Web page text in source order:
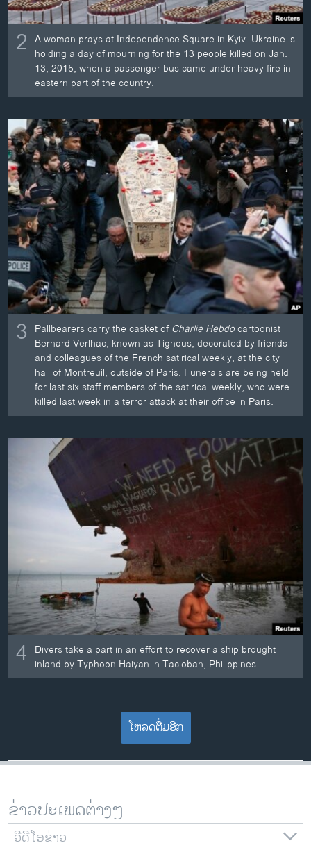
2 A woman prays at Independence Square in Kyiv. Ukraine is
holding a day of mourning for the 13 people killed on Jan.
13, 2015, when a passenger bus came under heavy fire in
eastern part of the country.
3 Pallbearers carry the casket ofCharlie Hebdocartoonist
Bernard Verlhac, known as Tignous, decorated by friends
and colleagues of the French satirical weekly, at the city
hall of Montreuil, outside of Paris. Funerals are being held
for last six staff members of the satirical weekly, who were
killed last week in a terror attack at their office in Paris.
4 Divers take a part in an effort to recover a ship brought
inland by Typhoon Haiyan in Tacloban, Philippines.
ໂຫລດຕື່ມອີກ
ຂ່າວປະເພດຕ່າງໆ
ວີດີໂອຂ່າວ